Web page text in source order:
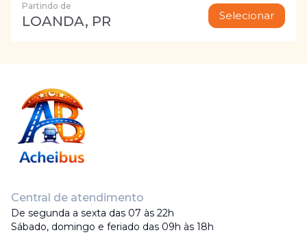
Partindo de
LOANDA, PR Selecionar
Central de atendimento
De segunda a sexta das 07 às 22h
Sábado, domingo e feriado das 09h às 18h